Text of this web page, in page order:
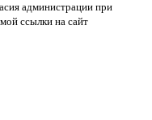
администрации при
ссылки на сайт